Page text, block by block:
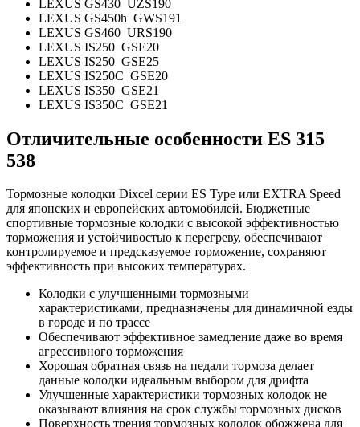
LEXUS GS430 UZS190
LEXUS GS450h GWS191
LEXUS GS460 URS190
LEXUS IS250 GSE20
LEXUS IS250 GSE25
LEXUS IS250C GSE20
LEXUS IS350 GSE21
LEXUS IS350C GSE21
Отличительные особенности ES 315
538
Тормозные колодки Dixcel серии ES Type или EXTRA Speed
для японских и европейских автомобилей. Бюджетные
спортивные тормозные колодки с высокой эффективностью
торможения и устойчивостью к перегреву, обеспечивают
контролируемое и предсказуемое торможение, сохраняют
эффективность при высоких температурах.
Колодки с улучшенными тормозными
характеристиками, предназначены для динамичной езды
в городе и по трассе
Обеспечивают эффективное замедление даже во время
агрессивного торможения
Хорошая обратная связь на педали тормоза делает
данные колодки идеальным выбором для дрифта
Улучшенные характеристики тормозных колодок не
оказывают влияния на срок службы тормозных дисков
Поверхность трения тормозных колодок обожжена для